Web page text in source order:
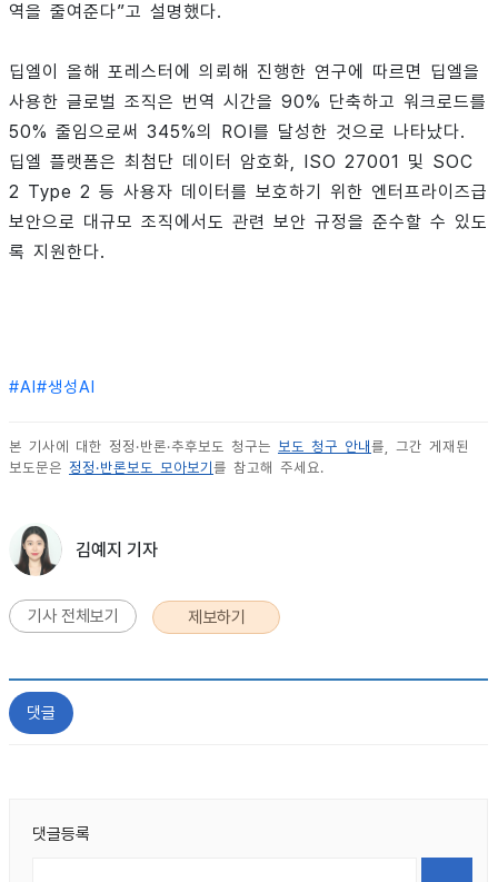
역을 줄여준다”고 설명했다.
딥엘이 올해 포레스터에 의뢰해 진행한 연구에 따르면 딥엘을
사용한 글로벌 조직은 번역 시간을 90% 단축하고 워크로드를
50% 줄임으로써 345%의 ROI를 달성한 것으로 나타났다.
딥엘 플랫폼은 최첨단 데이터 암호화, ISO 27001 및 SOC
2 Type 2 등 사용자 데이터를 보호하기 위한 엔터프라이즈급
보안으로 대규모 조직에서도 관련 보안 규정을 준수할 수 있도
록 지원한다.
#AI #생성AI
본 기사에 대한 정정·반론·추후보도 청구는 보도 청구 안내 를, 그간 게재된
보도문은 정정·반론보도 모아보기 를 참고해 주세요.
김예지 기자
기사 전체보기 제보하기
댓글
댓글등록